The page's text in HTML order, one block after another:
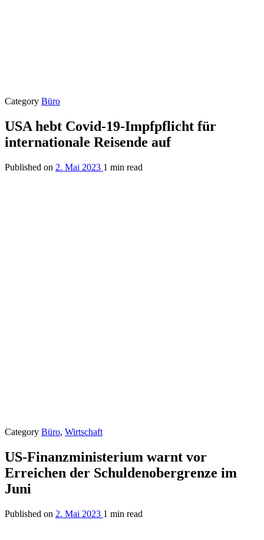
Category Büro
USA hebt Covid-19-Impfpflicht für
internationale Reisende auf
Published on 2. Mai 2023 1 min read
Category Büro, Wirtschaft
US-Finanzministerium warnt vor
Erreichen der Schuldenobergrenze im
Juni
Published on 2. Mai 2023 1 min read